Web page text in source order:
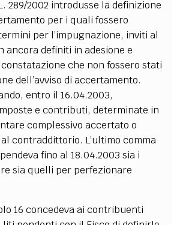
289/2002 introdusse la definizione
per i quali fossero
per l’impugnazione, inviti al
ancora definiti in adesione e
che non fossero stati
dell’avviso di accertamento.
entro il 16.04.2003,
e contributi, determinate in
complessivo accertato o
contraddittorio. L’ultimo comma
fino al 18.04.2003 sia i
sia quelli per perfezionare
16 concedeva ai contribuenti